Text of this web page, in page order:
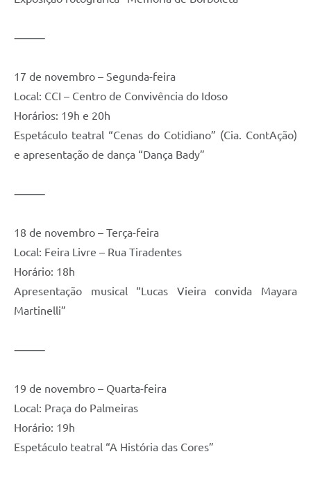
⸻
17 de novembro – Segunda-feira
Local: CCI – Centro de Convivência do Idoso
Horários: 19h e 20h
Espetáculo teatral “Cenas do Cotidiano” (Cia. ContAção)
e apresentação de dança “Dança Bady”
⸻
18 de novembro – Terça-feira
Local: Feira Livre – Rua Tiradentes
Horário: 18h
Apresentação musical “Lucas Vieira convida Mayara
Martinelli”
⸻
19 de novembro – Quarta-feira
Local: Praça do Palmeiras
Horário: 19h
Espetáculo teatral “A História das Cores”